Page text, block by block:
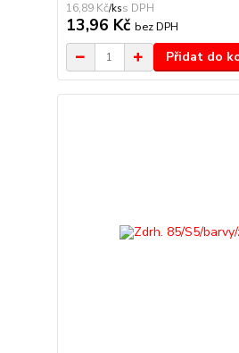
16,89 Kč/ks
13,96 Kč bez DPH
Přidat do